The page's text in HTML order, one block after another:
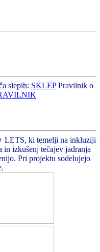
slepih: SKLEPPravilnik o
LETS, ki temelji na inkluziji
in izkušenj tečajev jadranja
Pri projektu sodelujejo